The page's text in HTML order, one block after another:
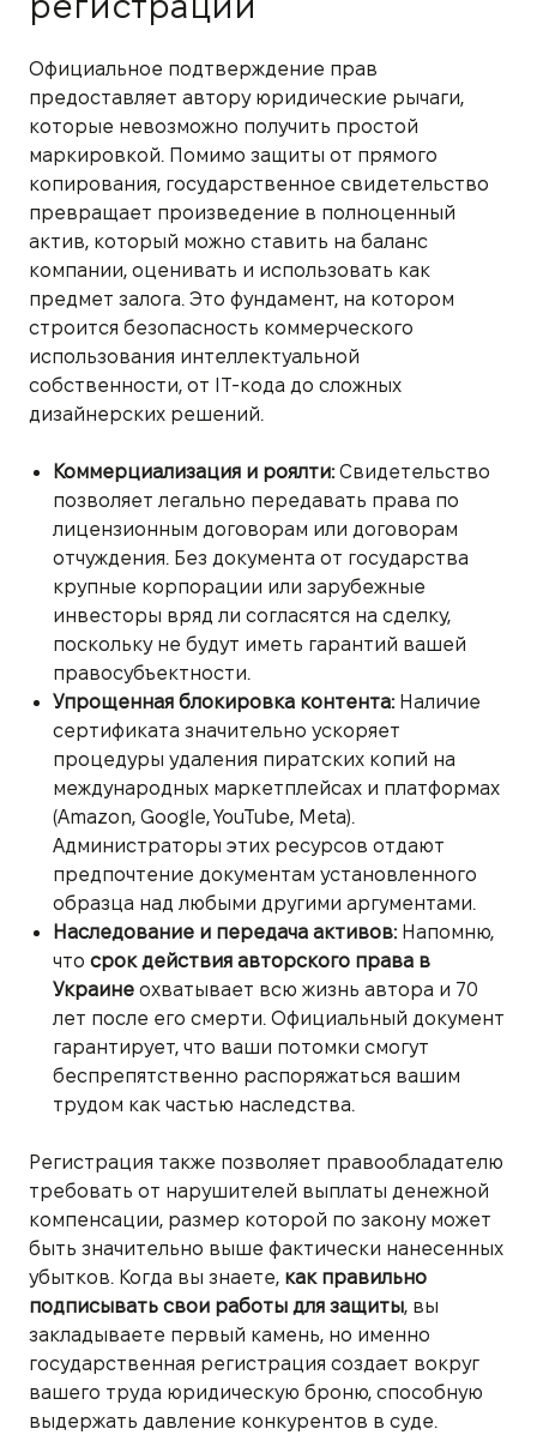
Официальное подтверждение прав
предоставляет автору юридические рычаги,
которые невозможно получить простой
маркировкой. Помимо защиты от прямого
копирования, государственное свидетельство
превращает произведение в полноценный
актив, который можно ставить на баланс
компании, оценивать и использовать как
предмет залога. Это фундамент, на котором
строится безопасность коммерческого
использования интеллектуальной
собственности, от IT-кода до сложных
дизайнерских решений.
Коммерциализация и роялти:Свидетельство
позволяет легально передавать права по
лицензионным договорам или договорам
отчуждения. Без документа от государства
крупные корпорации или зарубежные
инвесторы вряд ли согласятся на сделку,
поскольку не будут иметь гарантий вашей
правосубъектности.
Упрощенная блокировка контента:Наличие
сертификата значительно ускоряет
процедуры удаления пиратских копий на
международных маркетплейсах и платформах
(Amazon, Google, YouTube, Meta).
Администраторы этих ресурсов отдают
предпочтение документам установленного
образца над любыми другими аргументами.
Наследование и передача активов:Напомню,
что срок действия авторского права в
Украине охватывает всю жизнь автора и 70
лет после его смерти. Официальный документ
гарантирует, что ваши потомки смогут
беспрепятственно распоряжаться вашим
трудом как частью наследства.
Регистрация также позволяет правообладателю
требовать от нарушителей выплаты денежной
компенсации, размер которой по закону может
быть значительно выше фактически нанесенных
убытков. Когда вы знаете, как правильно
подписывать свои работы для защиты, вы
закладываете первый камень, но именно
государственная регистрация создает вокруг
вашего труда юридическую броню, способную
выдержать давление конкурентов в суде.